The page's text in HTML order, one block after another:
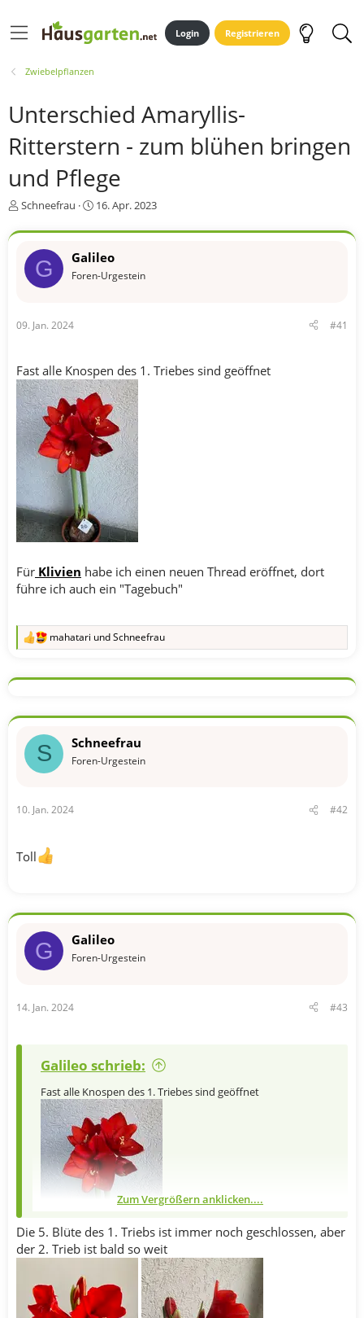
Login Registrieren
Zwiebelpflanzen
Unterschied Amaryllis-
Ritterstern - zum blühen bringen
und Pflege
E
s
e
r
Schneefrau
E
s
e
l
16. Apr. 2023
G Galileo
Foren-Urgestein
09. Jan. 2024 #41
Fast alle Knospen des 1. Triebes sind geöffnet
Für Klivien habe ich einen neuen Thread eröffnet, dort
führe ich auch ein "Tagebuch"
R
k
o
e
n
mahatari undSchneefrau
S Schneefrau
Foren-Urgestein
10. Jan. 2024 #42
Toll
G Galileo
Foren-Urgestein
14. Jan. 2024 #43
Galileo schrieb:
Fast alle Knospen des 1. Triebes sind geöffnet
Zum Vergrößern anklicken....
Die 5. Blüte des 1. Triebs ist immer noch geschlossen, aber
der 2. Trieb ist bald so weit